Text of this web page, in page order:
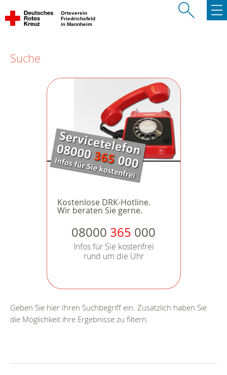
Ortsverein
Friedrichsfeld
in Mannheim
Suche
Kostenlose DRK-Hotline.
Wir beraten Sie gerne.
08000 365 000
Infos für Sie kostenfrei
rund um die Uhr
Geben Sie hier Ihren Suchbegriff ein. Zusätzlich haben Sie
die Möglichkeit ihre Ergebnisse zu filtern.